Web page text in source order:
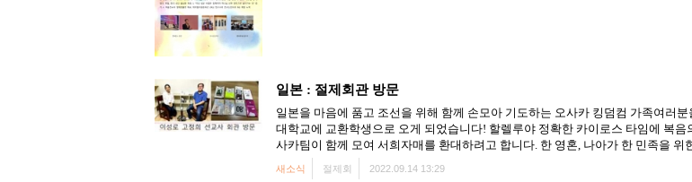
일본 : 절제회관 방문
일본을 마음에 품고 조선을 위해 함께 손모아 기도하는 오사카 킹덤컴 가족여러
대학교에 교환학생으로 오게 되었습니다! 할렐루야 정확한 카이로스 타임에 복
사카팀이 함께 모여 서희자매를 환대하려고 합니다. 한 영혼, 나아가 한 민족을 위
새소식 절제회 2022.09.14 13:29